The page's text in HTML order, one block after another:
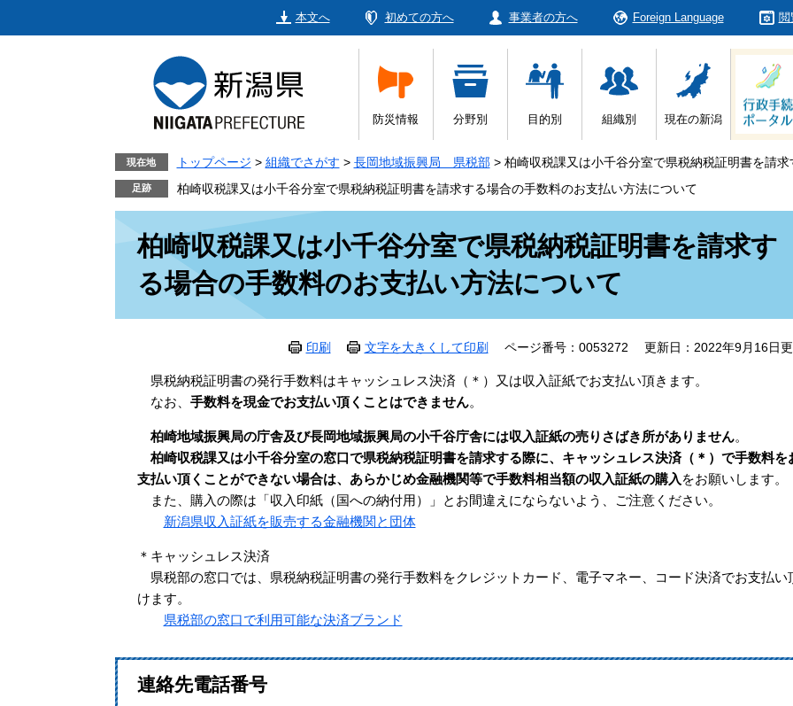
本文へ 初めての方へ 事業者の方へ Foreign Language 閲
防災情報 分野別 目的別 組織別 現在の新潟
現在地 トップページ > 組織でさがす > 長岡地域振興局 県税部 > 柏崎収税課又は小千谷分室で県税納税証明書を請
柏崎収税課又は小千谷分室で県税納税証明書を請求する場合の手数料のお支払い方法について
柏崎収税課又は小千谷分室で県税納税証明書を請求す
る場合の手数料のお支払い方法について
印刷 文字を大きくして印刷 ページ番号：0053272 更新日：2022年9月16日
県税納税証明書の発行手数料はキャッシュレス決済（＊）又は収入証紙でお支払い頂きます。
​ なお、 手数料を現金でお支払い頂くことはできません。
柏崎地域振興局の庁舎及び長岡地域振興局の小千谷庁舎には収入証紙の売りさばき所がありません。
柏崎収税課又は小千谷分室の窓口で県税納税証明書を請求する際に、キャッシュレス決済（＊）で手数料を
支払い頂くことができない場合は、あらかじめ金融機関等で手数料相当額の収入証紙の購入 をお願いします。
また、購入の際は「収入印紙（国への納付用）」とお間違えにならないよう、ご注意ください。
新潟県収入証紙を販売する金融機関と団体
＊キャッシュレス決済
県税部の窓口では、県税納税証明書の発行手数料をクレジットカード、電子マネー、コード決済でお支払い
けます。
県税部の窓口で利用可能な決済ブランド
連絡先電話番号